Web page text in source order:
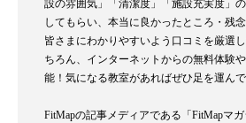
設の雰囲気」「清潔度」「施設充実度」
してもらい、本当に良かったところ・残
皆さまにわかりやすいよう口コミを厳選
ちろん、インターネットからの無料体験
能！気になる教室があればぜひ足を運んで
FitMapの記事メディアである「FitMapマ